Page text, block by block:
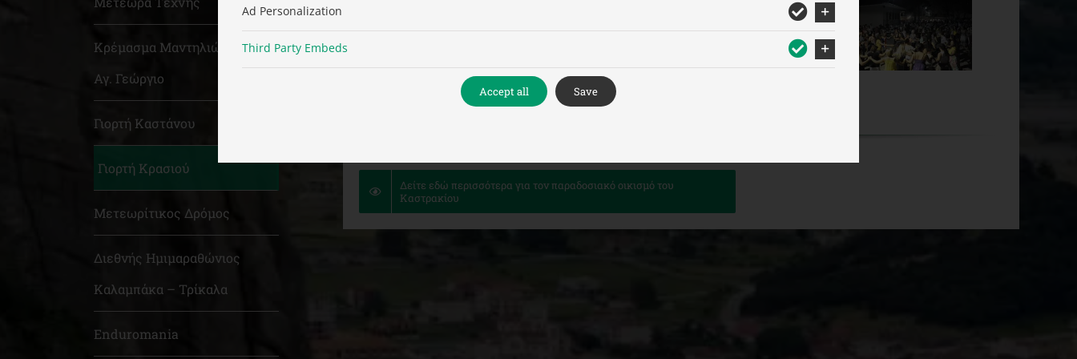
Δείτε εδώ περισσότερα για τον παραδοσιακό οικισμό του
Καστρακίου
Κρέμασμα Μαντηλιών στον
Αγ. Γεώργιο
Γιορτή Καστάνου
Γιορτή Κρασιού
Μετεωρίτικος Δρόμος
Διεθνής Ημιμαραθώνιος
Καλαμπάκα – Τρίκαλα
Enduromania
Ad Personalization
Third Party Embeds
Accept all Save